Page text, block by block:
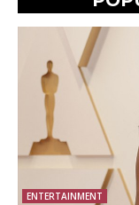
ENTERTAINMENT